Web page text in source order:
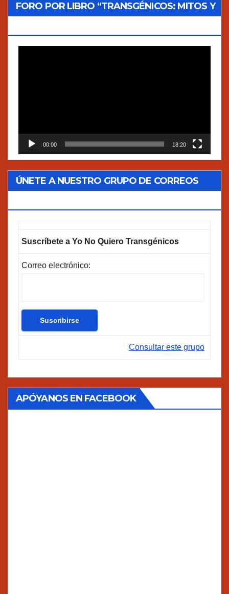
FORO POR LIBRO “TRANSGÉNICOS: MITOS Y
00:00 18:20
ÚNETE A NUESTRO GRUPO DE CORREOS
Suscríbete a Yo No Quiero Transgénicos
Correo electrónico:
Consultar este grupo
APÓYANOS EN FACEBOOK